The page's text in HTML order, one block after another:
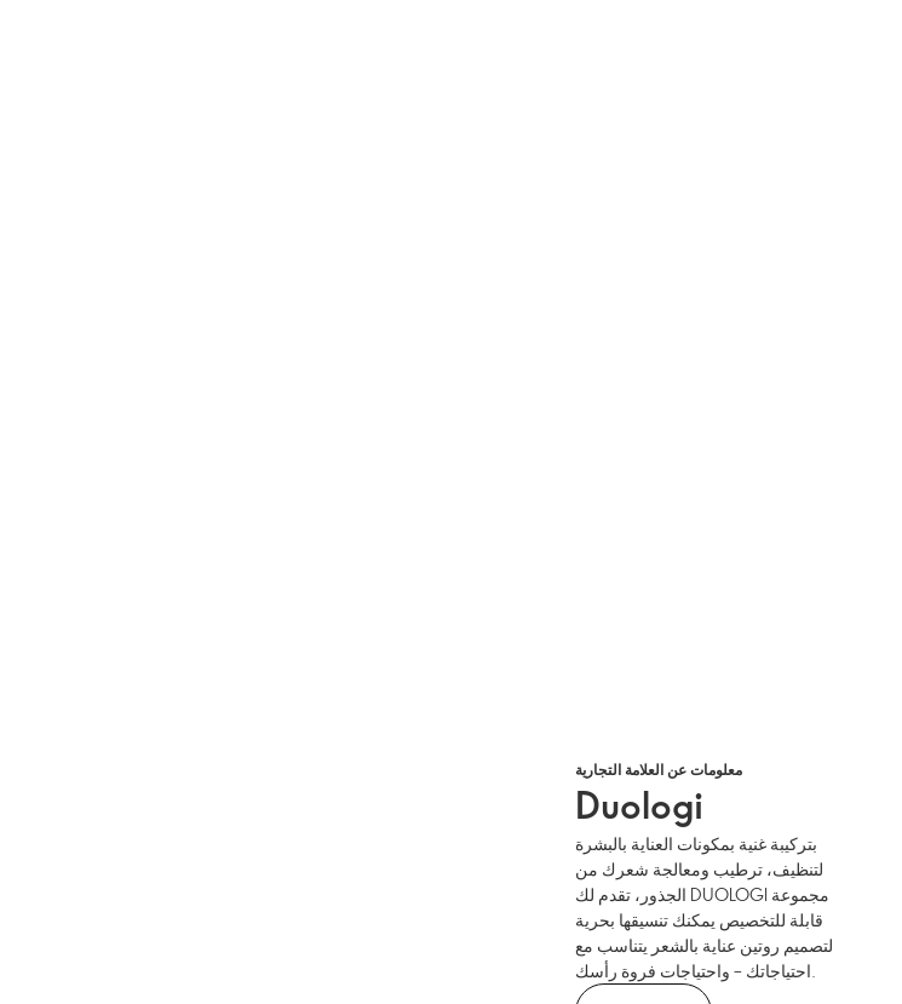
معلومات عن العلامة التجارية
Duologi
بتركيبة غنية بمكونات العناية بالبشرة
لتنظيف، ترطيب ومعالجة شعرك من
الجذور، تقدم لك DUOLOGI مجموعة
قابلة للتخصيص يمكنك تنسيقها بحرية
لتصميم روتين عناية بالشعر يتناسب مع
احتياجاتك – واحتياجات فروة رأسك.